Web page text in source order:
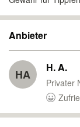
Anbieter
HA H. A.
Privater